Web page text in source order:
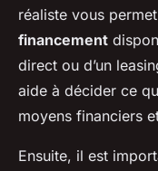
réaliste vous
financement
direct ou d’un
aide à décider ce
moyens financiers
Ensuite, il est